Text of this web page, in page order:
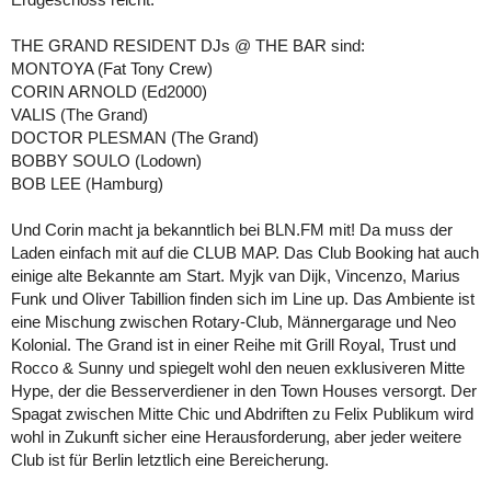
THE GRAND RESIDENT DJs @ THE BAR sind:
MONTOYA (Fat Tony Crew)
CORIN ARNOLD (Ed2000)
VALIS (The Grand)
DOCTOR PLESMAN (The Grand)
BOBBY SOULO (Lodown)
BOB LEE (Hamburg)
Und Corin macht ja bekanntlich bei BLN.FM mit! Da muss der
Laden einfach mit auf die CLUB MAP. Das Club Booking hat auch
einige alte Bekannte am Start. Myjk van Dijk, Vincenzo, Marius
Funk und Oliver Tabillion finden sich im Line up. Das Ambiente ist
eine Mischung zwischen Rotary-Club, Männergarage und Neo
Kolonial. The Grand ist in einer Reihe mit Grill Royal, Trust und
Rocco & Sunny und spiegelt wohl den neuen exklusiveren Mitte
Hype, der die Besserverdiener in den Town Houses versorgt. Der
Spagat zwischen Mitte Chic und Abdriften zu Felix Publikum wird
wohl in Zukunft sicher eine Herausforderung, aber jeder weitere
Club ist für Berlin letztlich eine Bereicherung.